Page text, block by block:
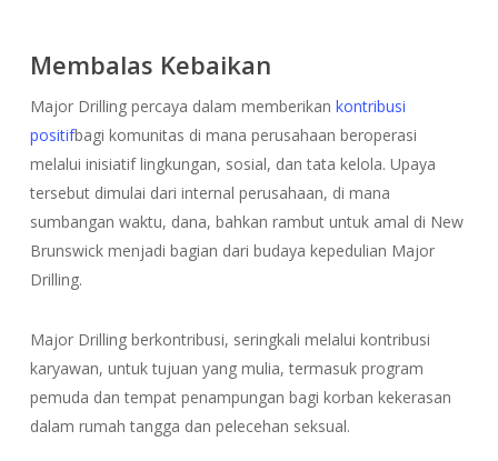
Membalas Kebaikan
Major Drilling percaya dalam memberikan kontribusi
positifbagi komunitas di mana perusahaan beroperasi
melalui inisiatif lingkungan, sosial, dan tata kelola. Upaya
tersebut dimulai dari internal perusahaan, di mana
sumbangan waktu, dana, bahkan rambut untuk amal di New
Brunswick menjadi bagian dari budaya kepedulian Major
Drilling.
Major Drilling berkontribusi, seringkali melalui kontribusi
karyawan, untuk tujuan yang mulia, termasuk program
pemuda dan tempat penampungan bagi korban kekerasan
dalam rumah tangga dan pelecehan seksual.